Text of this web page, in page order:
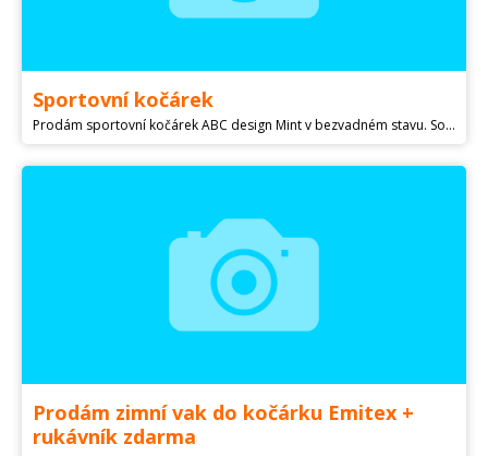
Sportovní kočárek
Prodám sportovní kočárek ABC design Mint v bezvadném stavu. Součástí je i podložka.
Prodám zimní vak do kočárku Emitex +
rukávník zdarma